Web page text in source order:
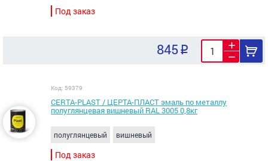
Под заказ
845
Код: 59379
CERTA-PLAST / ЦЕРТА-ПЛАСТ эмаль по металлу
полуглянцевая вишневый RAL 3005 0,8кг
полуглянцевый вишневый
Под заказ